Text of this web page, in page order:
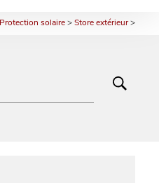
Protection solaire >Store extérieur>